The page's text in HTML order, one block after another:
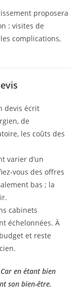
proposera
: visites de
complications,
devis écrit
de
les coûts des
varier d’un
vous des offres
bas ; la
cabinets
échelonnées. À
et reste
en étant bien
son bien-être.